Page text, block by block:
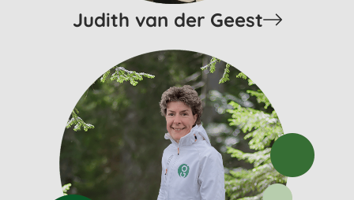
Judith van der Geest